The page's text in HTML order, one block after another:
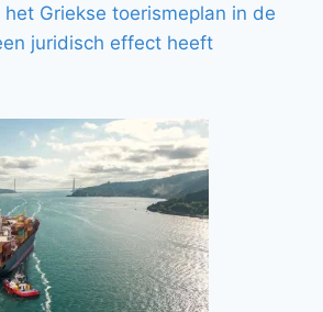
Griekse toerismeplan in de
juridisch effect heeft